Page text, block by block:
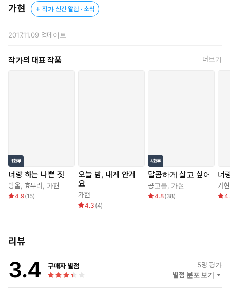
그 소리의 주인은 바로, 중국에 있어야 할 권정혁 대표 본인이었다!
“어디다 무슨 정보를 빼돌리는 겁니까? 손에 든 거 내놔요.”
하늘이 두 쪽 나도 지금 제 손에 든 게 그에게 넘어가면 안 된다.
“그거 혹시…… 러브레터입니까?”
“네에에─?!”
“……뭐, 좋습니다. 우리 만나 봅시다.”
가현 작가 신간 알림 · 소식
2017.11.09 업데이트
작가의 대표 작품 더보기
너랑 하는 나쁜 짓
방울, 효무라 가현
4.9(15)
오늘 밤, 내게 안겨
요
가현
4.3 (4)
달콤하게 살고 싶어
콩고물 가현
4.8(38)
너
가현
리뷰
3.4 구매자 별점 5명 평가
별점 분포 보기